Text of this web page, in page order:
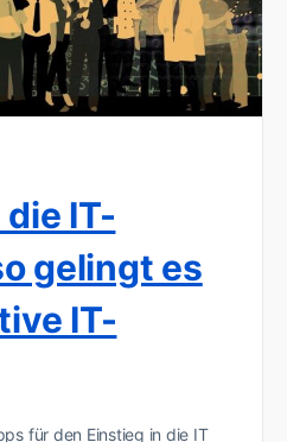
IT-
gelingt es
IT-
für den Einstieg in die IT